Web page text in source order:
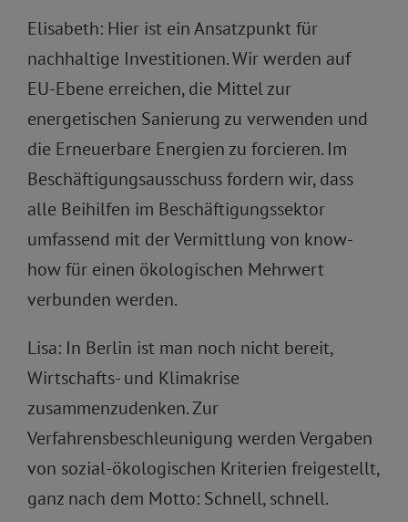
Elisabeth: Hier ist ein Ansatzpunkt für
nachhaltige Investitionen. Wir werden auf
EU-Ebene erreichen, die Mittel zur
energetischen Sanierung zu verwenden und
die Erneuerbare Energien zu forcieren. Im
Beschäftigungsausschuss fordern wir, dass
alle Beihilfen im Beschäftigungssektor
umfassend mit der Vermittlung von know-
how für einen ökologischen Mehrwert
verbunden werden.
Lisa: In Berlin ist man noch nicht bereit,
Wirtschafts- und Klimakrise
zusammenzudenken. Zur
Verfahrensbeschleunigung werden Vergaben
von sozial-ökologischen Kriterien freigestellt,
ganz nach dem Motto: Schnell, schnell.